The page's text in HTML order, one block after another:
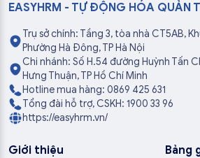
EASYHRM - TỰ ĐỘNG HÓA QUẢN
Trụ sở chính: Tầng 3, tòa nhà CT5AB,
Phường Hà Đông, TP Hà Nội
Chi nhánh: Số H.54 đường Huỳnh Tấn
Hưng Thuận, TP Hồ Chí Minh
Hotline mua hàng: 0869 425 631
Tổng đài hỗ trợ, CSKH: 1900 33 96
https://easyhrm.vn/
Giới thiệu Bảng